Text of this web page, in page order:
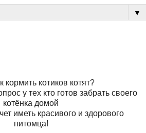
▼
кормить котиков котят?
у тех кто готов забрать своего
котёнка домой
иметь красивого и здорового
питомца!